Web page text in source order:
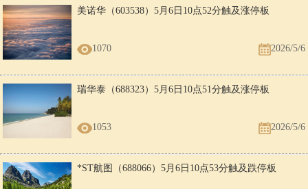
美诺华（603538）5月6日10点52分触及涨停板
1070 2026/5/6
瑞华泰（688323）5月6日10点51分触及涨停板
1053 2026/5/6
*ST航图（688066）5月6日10点53分触及跌停板